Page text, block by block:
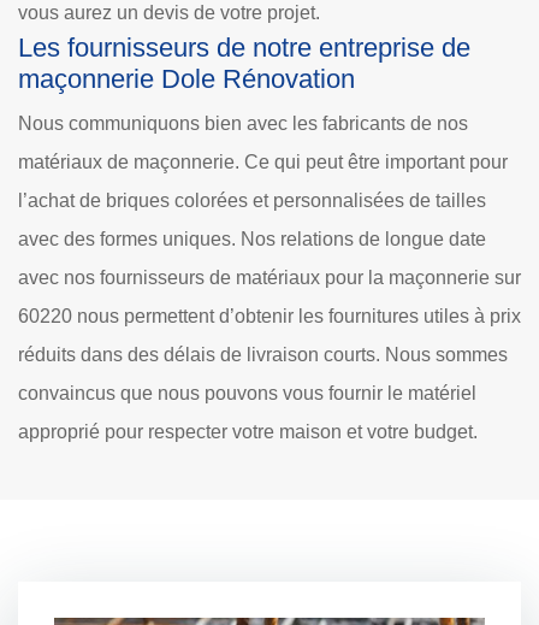
vous aurez un devis de votre projet.
Les fournisseurs de notre entreprise de
maçonnerie Dole Rénovation
Nous communiquons bien avec les fabricants de nos
matériaux de maçonnerie. Ce qui peut être important pour
l’achat de briques colorées et personnalisées de tailles
avec des formes uniques. Nos relations de longue date
avec nos fournisseurs de matériaux pour la maçonnerie sur
60220 nous permettent d’obtenir les fournitures utiles à prix
réduits dans des délais de livraison courts. Nous sommes
convaincus que nous pouvons vous fournir le matériel
approprié pour respecter votre maison et votre budget.